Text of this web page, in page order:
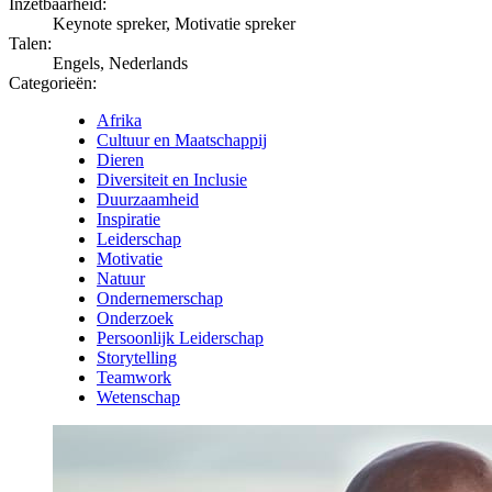
Keynote spreker, Motivatie spreker
Talen:
Engels, Nederlands
Categorieën:
Afrika
Cultuur en Maatschappij
Dieren
Diversiteit en Inclusie
Duurzaamheid
Inspiratie
Leiderschap
Motivatie
Natuur
Ondernemerschap
Onderzoek
Persoonlijk Leiderschap
Storytelling
Teamwork
Wetenschap